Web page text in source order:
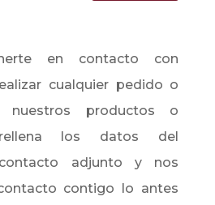
en contacto con
cualquier pedido o
nuestros productos o
rellena los datos del
adjunto y nos
contigo lo antes